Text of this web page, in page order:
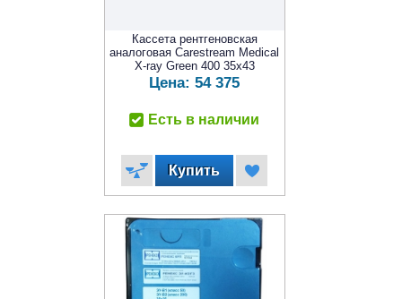
Кассета рентгеновская
аналоговая Carestream Medical
X-ray Green 400 35x43
Цена: 54 375
Есть в наличии